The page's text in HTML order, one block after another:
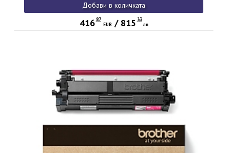
Добави в количката
416 87
EUR/ 815 33
лв